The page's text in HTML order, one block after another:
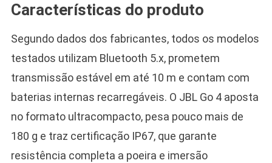
Características do produto
Segundo dados dos fabricantes, todos os modelos
testados utilizam Bluetooth 5.x, prometem
transmissão estável em até 10 m e contam com
baterias internas recarregáveis. O JBL Go 4 aposta
no formato ultracompacto, pesa pouco mais de
180 g e traz certificação IP67, que garante
resistência completa a poeira e imersão